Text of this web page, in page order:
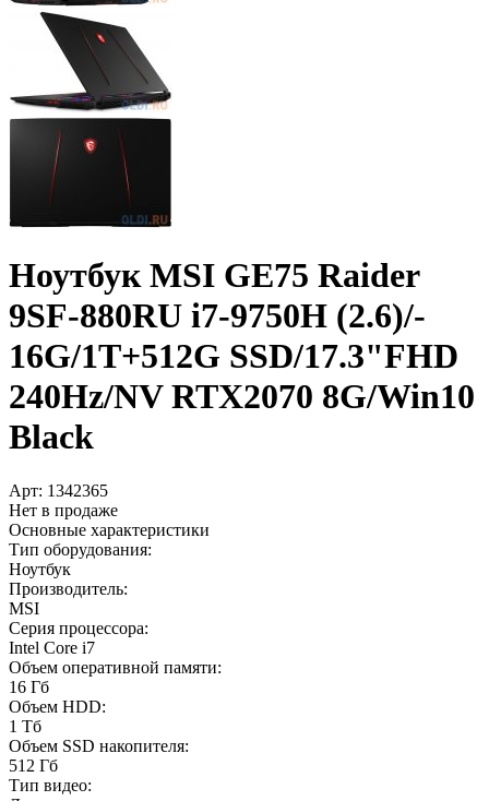
Ноутбук MSI GE75 Raider
9SF-880RU i7-9750H (2.6)/­
16G/­1T+­512G SSD/­17.3"FHD
240Hz/­NV RTX2070 8G/­Win10
Black
Арт: 1342365
Нет в продаже
Основные характеристики
Тип оборудования:
Ноутбук
Производитель:
MSI
Серия процессора:
Intel Core i7
Объем оперативной памяти:
16 Гб
Объем HDD:
1 Тб
Объем SSD накопителя:
512 Гб
Тип видео: